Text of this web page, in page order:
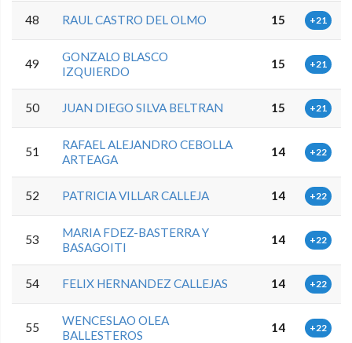
48 RAUL CASTRO DEL OLMO 15 +21
49
GONZALO BLASCO
IZQUIERDO
15 +21
50 JUAN DIEGO SILVA BELTRAN 15 +21
51
RAFAEL ALEJANDRO CEBOLLA
ARTEAGA
14 +22
52 PATRICIA VILLAR CALLEJA 14 +22
53
MARIA FDEZ-BASTERRA Y
BASAGOITI
14 +22
54 FELIX HERNANDEZ CALLEJAS 14 +22
55
WENCESLAO OLEA
BALLESTEROS
14 +22